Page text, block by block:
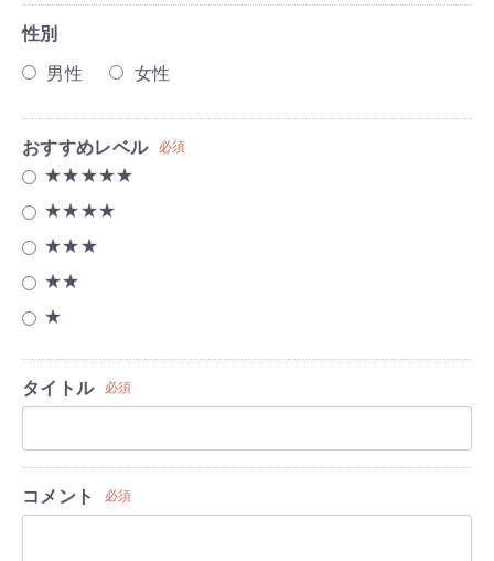
性別
男性 女性
おすすめレベル 必須
★★★★★
★★★★
★★★
★★
★
タイトル 必須
コメント 必須